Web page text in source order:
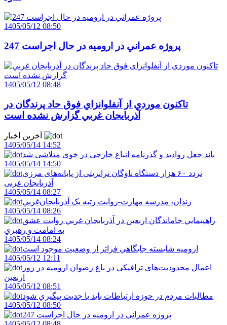
1405/05/12 08:50
247 پروژه عمراني در اروميه در حال اجراست
1405/05/12 08:48
تاکنون موردي از آنفلوانزاي فوق حاد پرندگان در
آذربايجان غربي گزارش نشده است
1405/05/14 14:52
باند جعل روادید و گذرنامه اتباع خارجی در خوی متلاشی شد
1405/05/14 14:50
تردد ۶۰ هزار دستگاه ناوگان ترانزیتی از پایانه‌های مرزی
آذربایجان ‌غربی
1405/05/14 08:27
زندان، مدرسه مهارت-روايت رتبه يک آذربايجان‌غربي
1405/05/14 08:26
راهپيمايي جاماندگان اربعين در آذربايجان غربي روايت عشق
به امامت و رهبري
1405/05/14 08:24
اروميه شايسته جايگاهي فراتر از وضعيت موجود است
1405/05/12 12:11
اعمال محدودیت‌های ترافیکی در باغ رضوان ارومیه در روز
اربعین
1405/05/12 08:51
مطالبات مردم در حوزه ارتباطات بايد با جديت پيگيري شود
1405/05/12 08:50
247 پروژه عمراني در اروميه در حال اجراست